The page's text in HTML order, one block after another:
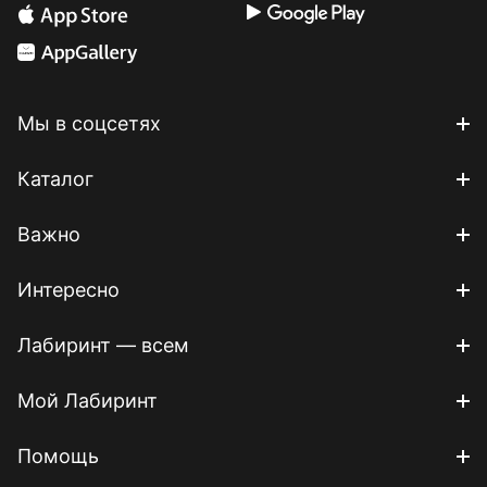
Мы в соцсетях
Каталог
Важно
Интересно
Лабиринт — всем
Мой Лабиринт
Помощь